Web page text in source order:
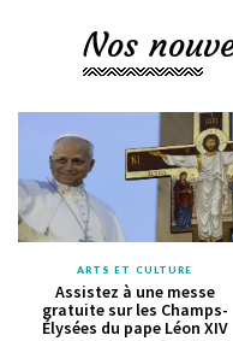
Nos
ARTS ET CULTURE
Assistez à une messe
gratuite sur les Champs-
Élysées du pape Léon XIV